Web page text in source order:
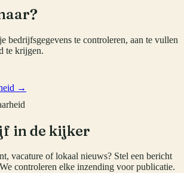
bedrijfsgegevens te controleren, aan te vullen
te krijgen.
→
in de kijker
vacature of lokaal nieuws? Stel een bericht
controleren elke inzending voor publicatie.